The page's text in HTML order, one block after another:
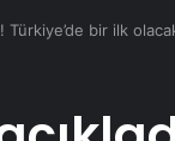
Türkiye’de bir ilk